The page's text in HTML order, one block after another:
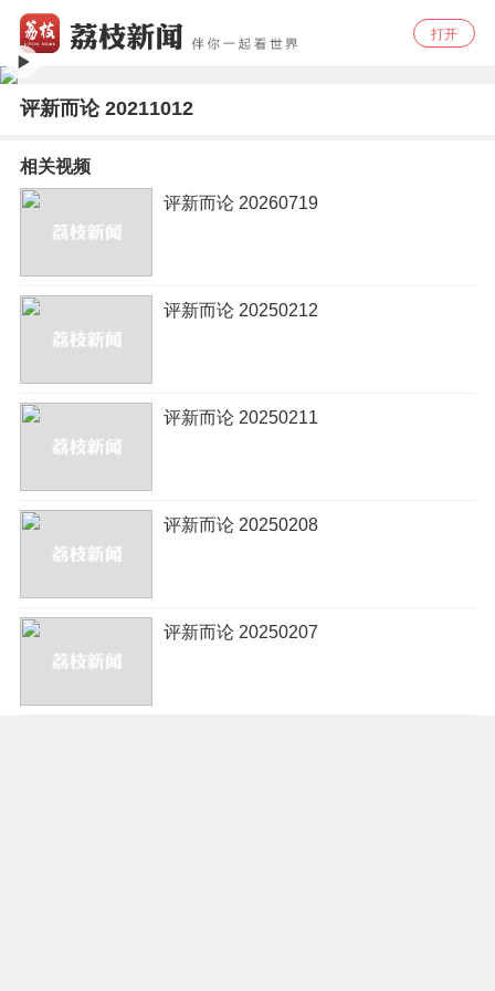
打开
评新而论 20211012
相关视频
评新而论 20260719
评新而论 20250212
评新而论 20250211
评新而论 20250208
评新而论 20250207